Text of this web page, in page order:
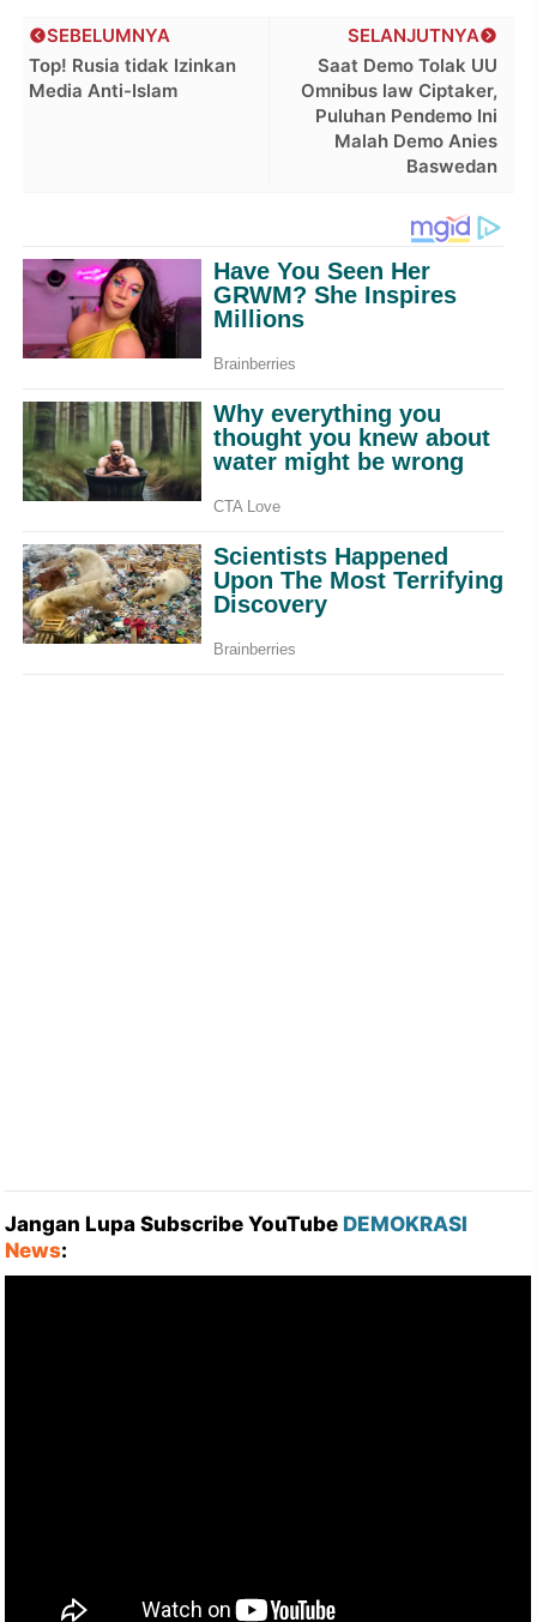
SELANJUTNYA
Saat Demo Tolak UU
Omnibus law Ciptaker,
Puluhan Pendemo Ini
Malah Demo Anies
Baswedan
SEBELUMNYA
Top! Rusia tidak Izinkan
Media Anti-Islam
Jangan Lupa Subscribe YouTube DEMOKRASI
News: